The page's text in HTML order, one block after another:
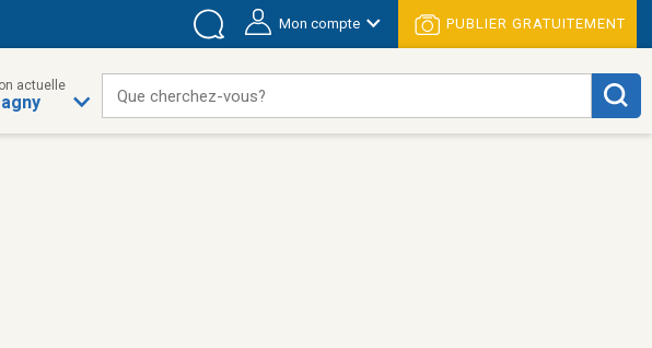
Mon compte PUBLIER GRATUITEMENT
actuelle
Que cherchez-vous?